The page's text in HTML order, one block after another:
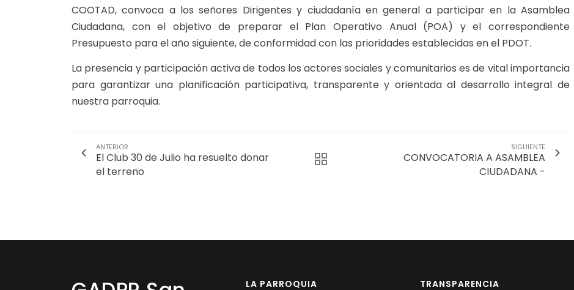
COOTAD, convoca a los señores Dirigentes y ciudadanía en general a participar en la Asamblea
Ciudadana, con el objetivo de preparar el Plan Operativo Anual (POA) y el correspondiente
Presupuesto para el año siguiente, de conformidad con las prioridades establecidas en el PDOT.
La presencia y participación activa de todos los actores sociales y comunitarios es de vital importancia
para garantizar una planificación participativa, transparente y orientada al desarrollo integral de
nuestra parroquia.
ANTERIOR
El Club 30 de Julio ha resuelto donar
el terreno
SIGUIENTE
CONVOCATORIA A ASAMBLEA
CIUDADANA -
LA PARROQUIA TRANSPARENCIA